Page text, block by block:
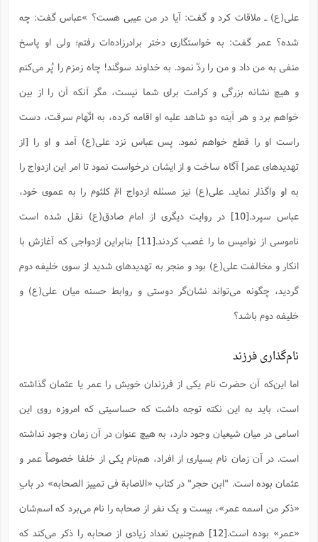
علی(ع) ـ ملاقات کرد و گفت: آیا در من عیبی هست؟ »عباس گفت: چه
شده؟ عمر گفت: به خواستگاری دختر برادرزاده‌ات رفتم؛ ولی او پاسخ
منفی به من داد و من را ردّ نمود. به خداوند سوگند! چاه زمزم را پُر می‌کنم
و هیچ نشانه بزرگی و کرامت برای شما نیست، مگر آنکه آن را از بین
خواهم برد و هر آینه دو شاهد علیه او اقامه کرده، به اتّهام سرقت، دست
راست او را قطع خواهم نمود. پس عباس نزد علی(ع) آمد و او را [از
تهدیدهای عمر] آگاه ساخت و از ایشان درخواست نمود تا امر این ازدواج را
به او واگذار نماید. علی(ع) نیز مسئله ازدواج امّ کلثوم را به عموی خود،
عباس سپرد.[10]
در روایت دیگری از امام صادق(ع) نقل شده است
ناموسی از نوامیس ما را غصب کردند.[11]
بنابراین ازدواجی که آغازش با
انکار و مخالفت علی(ع) بود و منجر به تهدیدهای شدید از سوی خلیفه دوم
گردید، چگونه می‌تواند نشان‌گر دوستی و روابط حسنه میان علی(ع) و
خلیفه دوم باشد؟
نام‌گذاری فرزند
اما این‌که آن حضرت نام یکی از فرزندان خویش را عمر یا عثمان گذاشته
است، باید به این نکته توجه داشت که حساسیتی که امروزه روی این
اسامی در میان شیعیان وجود دارد، به هیچ عنوان در آن زمان وجود نداشته
است. در آن زمان نام بسیاری از افراد، هم‌نام یکی از خلفا خصوصاً عمر و
عثمان بوده است. "ابن حجر" در کتاب «الاصابة فی تمییز الصحابه» در بابِ
«ذکر من اسمه عمر»، بیست و یک نفر از صحابه را نام مى‌برد که اسم‌شان
«عمر» بوده است.[12]
هم‌چنین تعداد زیادی از صحابه را ذکر مى‌کند که